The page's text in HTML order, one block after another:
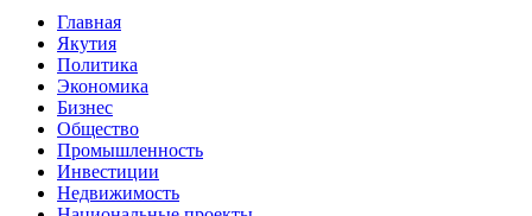
Главная
Якутия
Политика
Экономика
Бизнес
Общество
Промышленность
Инвестиции
Недвижимость